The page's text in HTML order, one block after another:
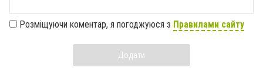
Розміщуючи коментар, я погоджуюся з Правилами сайту
Додати